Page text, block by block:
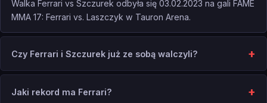
Walka Ferrari vs Szczurek odbyła się 03.02.2023 na gali FAME
MMA 17: Ferrari vs. Laszczyk w Tauron Arena.
Czy Ferrari i Szczurek już ze sobą walczyli?
Jaki rekord ma Ferrari?